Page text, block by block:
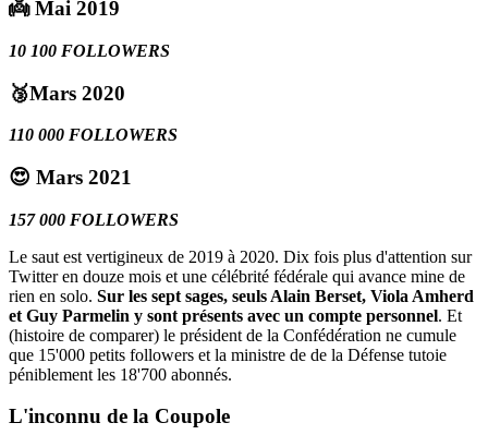
👼 Mai 2019
10 100 FOLLOWERS
🥉Mars 2020
110 000 FOLLOWERS
😍 Mars 2021
157 000 FOLLOWERS
Le saut est vertigineux de 2019 à 2020. Dix fois plus d'attention sur
Twitter en douze mois et une célébrité fédérale qui avance mine de
rien en solo. Sur les sept sages, seuls Alain Berset, Viola Amherd
et Guy Parmelin y sont présents avec un compte personnel. Et
(histoire de comparer) le président de la Confédération ne cumule
que 15'000 petits followers et la ministre de de la Défense tutoie
péniblement les 18'700 abonnés.
L'inconnu de la Coupole